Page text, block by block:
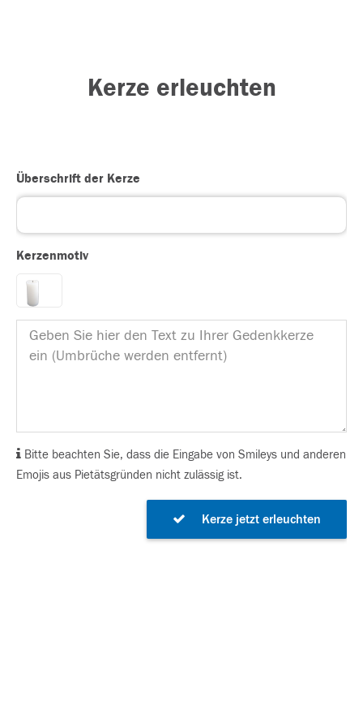
Kerze erleuchten
Überschrift der Kerze
Kerzenmotiv
Bitte beachten Sie, dass die Eingabe von Smileys und anderen
Emojis aus Pietätsgründen nicht zulässig ist.
Kerze jetzt erleuchten